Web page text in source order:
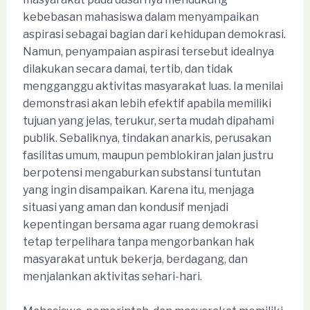
kebebasan mahasiswa dalam menyampaikan
aspirasi sebagai bagian dari kehidupan demokrasi.
Namun, penyampaian aspirasi tersebut idealnya
dilakukan secara damai, tertib, dan tidak
mengganggu aktivitas masyarakat luas. Ia menilai
demonstrasi akan lebih efektif apabila memiliki
tujuan yang jelas, terukur, serta mudah dipahami
publik. Sebaliknya, tindakan anarkis, perusakan
fasilitas umum, maupun pemblokiran jalan justru
berpotensi mengaburkan substansi tuntutan
yang ingin disampaikan. Karena itu, menjaga
situasi yang aman dan kondusif menjadi
kepentingan bersama agar ruang demokrasi
tetap terpelihara tanpa mengorbankan hak
masyarakat untuk bekerja, berdagang, dan
menjalankan aktivitas sehari-hari.